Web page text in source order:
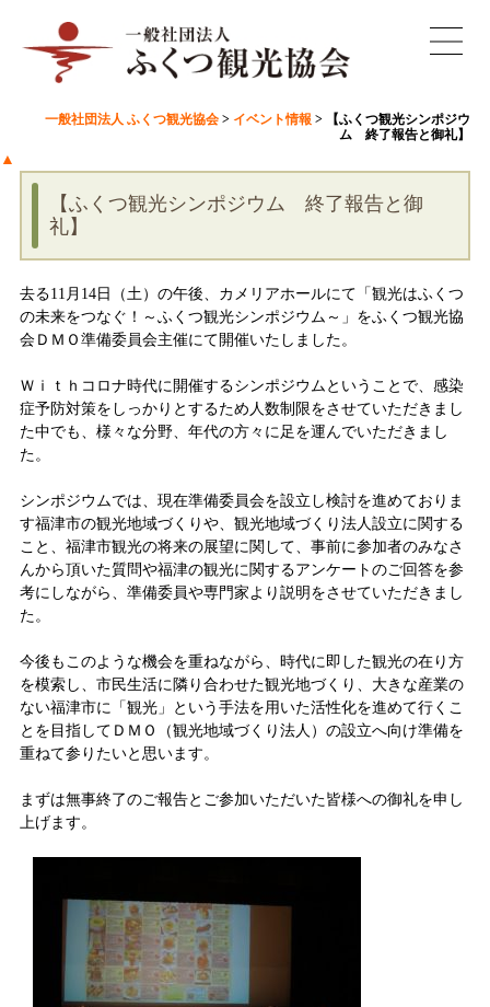
一般社団法人 ふくつ観光協会 > イベント情報 >
【ふくつ観光シンポジウ
ム 終了報告と御礼】
▲
【ふくつ観光シンポジウム 終了報告と御
礼】
去る11月14日（土）の午後、カメリアホールにて「観光はふくつ
の未来をつなぐ！～ふくつ観光シンポジウム～」をふくつ観光協
会ＤＭＯ準備委員会主催にて開催いたしました。
Ｗｉｔｈコロナ時代に開催するシンポジウムということで、感染
症予防対策をしっかりとするため人数制限をさせていただきまし
た中でも、様々な分野、年代の方々に足を運んでいただきまし
た。
シンポジウムでは、現在準備委員会を設立し検討を進めておりま
す福津市の観光地域づくりや、観光地域づくり法人設立に関する
こと、福津市観光の将来の展望に関して、事前に参加者のみなさ
んから頂いた質問や福津の観光に関するアンケートのご回答を参
考にしながら、準備委員や専門家より説明をさせていただきまし
た。
今後もこのような機会を重ねながら、時代に即した観光の在り方
を模索し、市民生活に隣り合わせた観光地づくり、大きな産業の
ない福津市に「観光」という手法を用いた活性化を進めて行くこ
とを目指してＤＭＯ（観光地域づくり法人）の設立へ向け準備を
重ねて参りたいと思います。
まずは無事終了のご報告とご参加いただいた皆様への御礼を申し
上げます。